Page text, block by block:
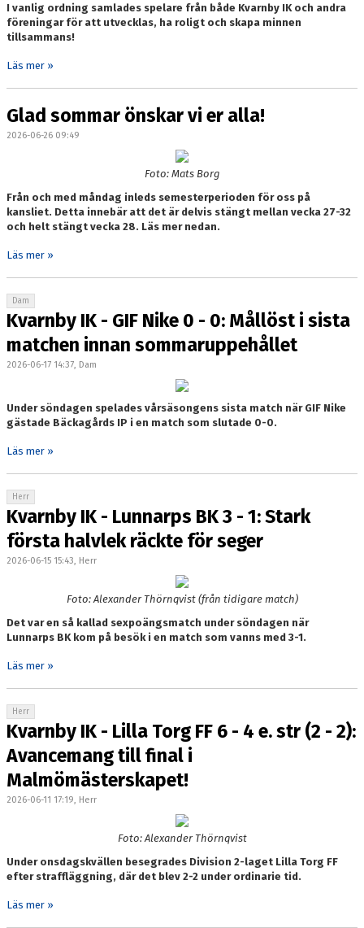
I vanlig ordning samlades spelare från både Kvarnby IK och andra
föreningar för att utvecklas, ha roligt och skapa minnen
tillsammans!
Läs mer »
Glad sommar önskar vi er alla!
2026-06-26 09:49
Foto: Mats Borg
Från och med måndag inleds semesterperioden för oss på
kansliet. Detta innebär att det är delvis stängt mellan vecka 27-32
och helt stängt vecka 28. Läs mer nedan.
Läs mer »
Dam
Kvarnby IK - GIF Nike 0 - 0: Mållöst i sista
matchen innan sommaruppehållet
2026-06-17 14:37, Dam
Under söndagen spelades vårsäsongens sista match när GIF Nike
gästade Bäckagårds IP i en match som slutade 0-0.
Läs mer »
Herr
Kvarnby IK - Lunnarps BK 3 - 1: Stark
första halvlek räckte för seger
2026-06-15 15:43, Herr
Foto: Alexander Thörnqvist (från tidigare match)
Det var en så kallad sexpoängsmatch under söndagen när
Lunnarps BK kom på besök i en match som vanns med 3-1.
Läs mer »
Herr
Kvarnby IK - Lilla Torg FF 6 - 4 e. str (2 - 2):
Avancemang till final i
Malmömästerskapet!
2026-06-11 17:19, Herr
Foto: Alexander Thörnqvist
Under onsdagskvällen besegrades Division 2-laget Lilla Torg FF
efter straffläggning, där det blev 2-2 under ordinarie tid.
Läs mer »